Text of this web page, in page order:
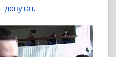
депутат.